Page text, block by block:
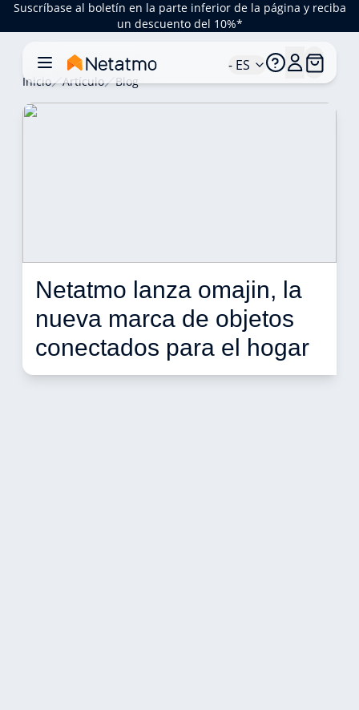
Suscríbase al boletín en la parte inferior de la página y reciba
un descuento del 10%*
- ES
Inicio Artículo Blog
Netatmo lanza omajin, la
nueva marca de objetos
conectados para el hogar